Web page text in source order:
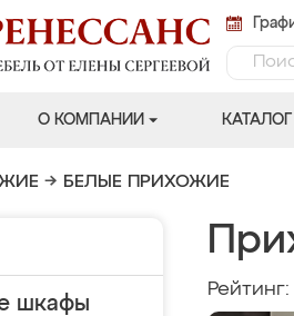
О КОМПАНИИ КАТАЛОГ
→ БЕЛЫЕ ПРИХОЖИЕ
шкафы
Рейтинг: